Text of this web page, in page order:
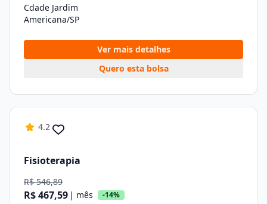
Cdade Jardim
Americana/SP
Ver mais detalhes
Quero esta bolsa
4.2
Fisioterapia
R$ 546,89
R$ 467,59 | mês -14%